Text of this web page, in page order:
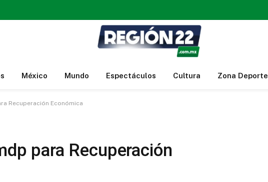
México Mundo Espectáculos Cultura Zona Deporte
Recuperación Económica
para Recuperación